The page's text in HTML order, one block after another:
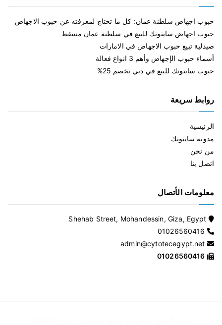
حبوب اجهاض سلطنة عمان: كل ما تحتاج لمعرفته عن حبوب الاجهاض
حبوب اجهاض سايتوتك للبيع في سلطنة عمان مسقط
صيدلية تبيع حبوب الاجهاض في الامارات
أسماء حبوب الإجهاض وأهم 3 انواع فعالة
حبوب سايتوتك للبيع في دبي بخصم 25%
روابط سريعة
الرئيسية
مدونة سايتوتك
من نحن
اتصل بنا
معلومات الأتصال
01026560416
admin@cytotecegypt.net
01026560416